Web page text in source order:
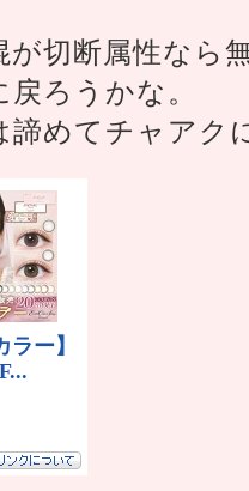
切断属性なら
ろうかな。
諦めてチャアク